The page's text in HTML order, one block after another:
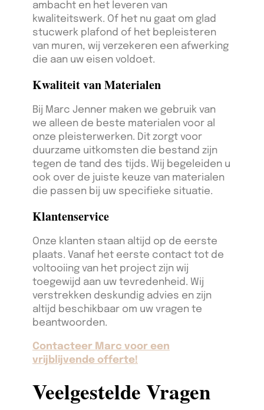
ambacht en het leveren van
kwaliteitswerk. Of het nu gaat om glad
stucwerk plafond of het bepleisteren
van muren, wij verzekeren een afwerking
die aan uw eisen voldoet.
Kwaliteit van Materialen
Bij Marc Jenner maken we gebruik van
we alleen de beste materialen voor al
onze pleisterwerken. Dit zorgt voor
duurzame uitkomsten die bestand zijn
tegen de tand des tijds. Wij begeleiden u
ook over de juiste keuze van materialen
die passen bij uw specifieke situatie.
Klantenservice
Onze klanten staan altijd op de eerste
plaats. Vanaf het eerste contact tot de
voltooiing van het project zijn wij
toegewijd aan uw tevredenheid. Wij
verstrekken deskundig advies en zijn
altijd beschikbaar om uw vragen te
beantwoorden.
Contacteer Marc voor een
vrijblijvende offerte!
Veelgestelde Vragen